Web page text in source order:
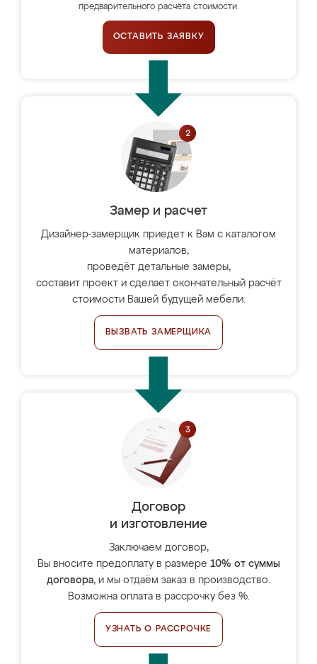
предварительного расчёта стоимости.
ОСТАВИТЬ ЗАЯВКУ
Замер и расчет
Дизайнер-замерщик приедет к Вам с каталогом
материалов,
проведёт детальные замеры,
составит проект и сделает окончательный расчёт
стоимости Вашей будущей мебели.
ВЫЗВАТЬ ЗАМЕРЩИКА
Договор
и изготовление
Заключаем договор,
Вы вносите предоплату в размере 10% от суммы
договора, и мы отдаём заказ в производство.
Возможна оплата в рассрочку без %.
УЗНАТЬ О РАССРОЧКЕ